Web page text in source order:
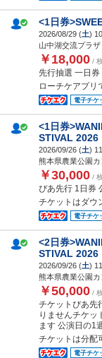
<1日券
2026/08/29 (土)
山中湖交流プラ
￥18,000 /
先行抽選 一日
ローチケアプリ
電子チケ
<1日券
STIVAL 2026
2026/09/26 (土)
熊本県農業公園
￥30,000 /
ぴあ先行 1日券
チケットはダウ
電子チケ
<2日券
STIVAL 2026
2026/09/26 (土)
熊本県農業公園
￥50,000 /
チケットぴあ
りませんチケッ
ます 公演日の1
チケットは分配
電子チケ